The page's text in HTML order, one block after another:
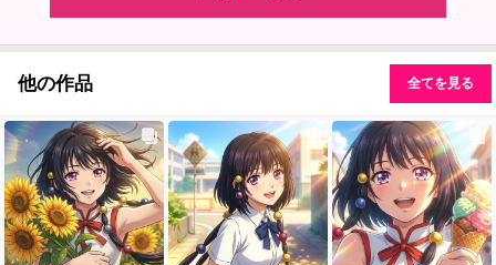
他の作品 全てを見る